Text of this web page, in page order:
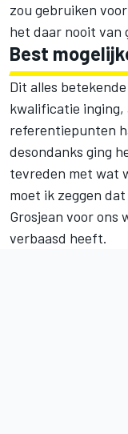
zou gebruiken
het daar nooit van
Best
Dit alles
kwalificatie inging,
referentiepunten
desondanks ging
tevreden met wat
moet ik zeggen
Grosjean voor ons
verbaasd heeft.